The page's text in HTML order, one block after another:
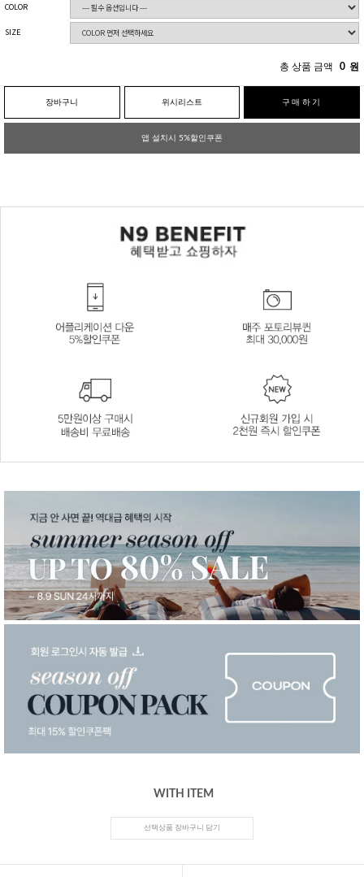
COLOR
SIZE
총 상품 금액 0 원
장바구니 위시리스트 구매하기
앱 설치시 5%할인쿠폰
WITH ITEM
선택상품 장바구니 담기